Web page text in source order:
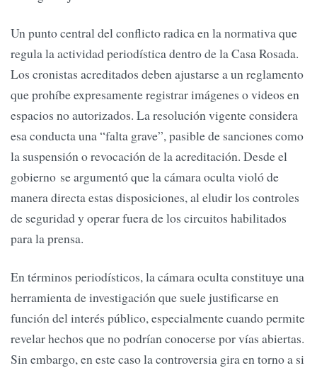
Un punto central del conflicto radica en la normativa que
regula la actividad periodística dentro de la Casa Rosada.
Los cronistas acreditados deben ajustarse a un reglamento
que prohíbe expresamente registrar imágenes o videos en
espacios no autorizados. La resolución vigente considera
esa conducta una “falta grave”, pasible de sanciones como
la suspensión o revocación de la acreditación. Desde el
gobierno se argumentó que la cámara oculta violó de
manera directa estas disposiciones, al eludir los controles
de seguridad y operar fuera de los circuitos habilitados
para la prensa.
En términos periodísticos, la cámara oculta constituye una
herramienta de investigación que suele justificarse en
función del interés público, especialmente cuando permite
revelar hechos que no podrían conocerse por vías abiertas.
Sin embargo, en este caso la controversia gira en torno a si